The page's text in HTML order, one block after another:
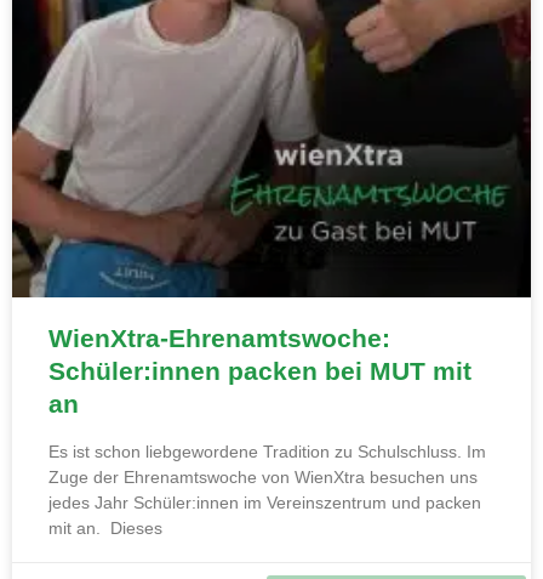
WienXtra-Ehrenamtswoche:
Schüler:innen packen bei MUT mit
an
Es ist schon liebgewordene Tradition zu Schulschluss. Im
Zuge der Ehrenamtswoche von WienXtra besuchen uns
jedes Jahr Schüler:innen im Vereinszentrum und packen
mit an. Dieses